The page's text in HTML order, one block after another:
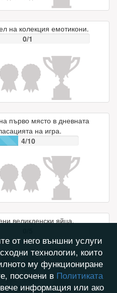
на колекция емотикони.
0/1
първо място в дневната
на игра.
4/10
великденски яйца.
от него външни услуги
технологии, които
му функциониране
посочени в Политиката
информация или ако